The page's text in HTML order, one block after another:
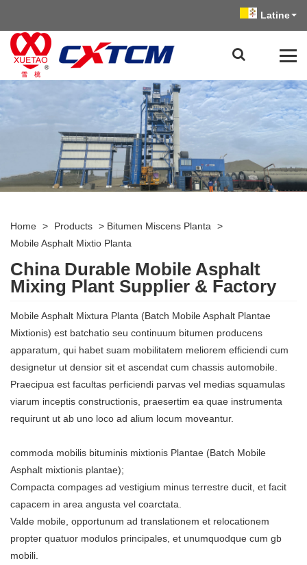
Latine
Home > Products > Bitumen Miscens Planta >
Mobile Asphalt Mixtio Planta
China Durable Mobile Asphalt
Mixing Plant Supplier & Factory
Mobile Asphalt Mixtura Planta (Batch Mobile Asphalt Plantae
Mixtionis) est batchatio seu continuum bitumen producens
apparatum, qui habet suam mobilitatem meliorem efficiendi cum
designetur ut densior sit et ascendat cum chassis automobile.
Praecipua est facultas perficiendi parvas vel medias squamulas
viarum inceptis constructionis, praesertim ea quae instrumenta
requirunt ut ab uno loco ad alium locum moveantur.
commoda mobilis bituminis mixtionis Plantae (Batch Mobile
Asphalt mixtionis plantae);
Compacta compages ad vestigium minus terrestre ducit, et facit
capacem in area angusta vel coarctata.
Valde mobile, opportunum ad translationem et relocationem
propter quatuor modulos principales, et unumquodque cum gb
mobili.